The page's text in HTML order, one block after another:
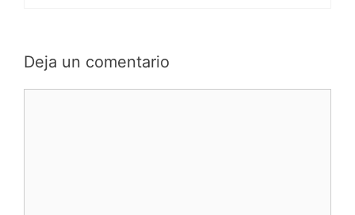
Deja un comentario